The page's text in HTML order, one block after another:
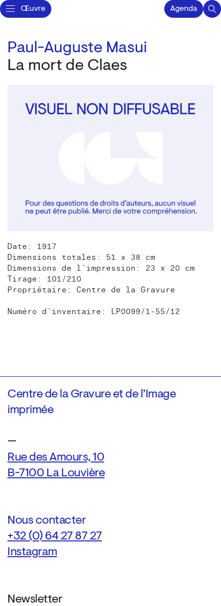
Œuvre Agenda
Paul-Auguste Masui
La mort de Claes
Date: 1917
Dimensions totales: 51 x 38 cm
Dimensions de l’impression: 23 x 20 cm
Tirage: 101/210
Propriétaire: Centre de la Gravure
Numéro d'inventaire: LP0099/1-55/12
Centre de la Gravure et de l’Image
imprimée
—
Rue des Amours, 10
B-7100 La Louvière
Nous contacter
+32 (0) 64 27 87 27
Instagram
Newsletter